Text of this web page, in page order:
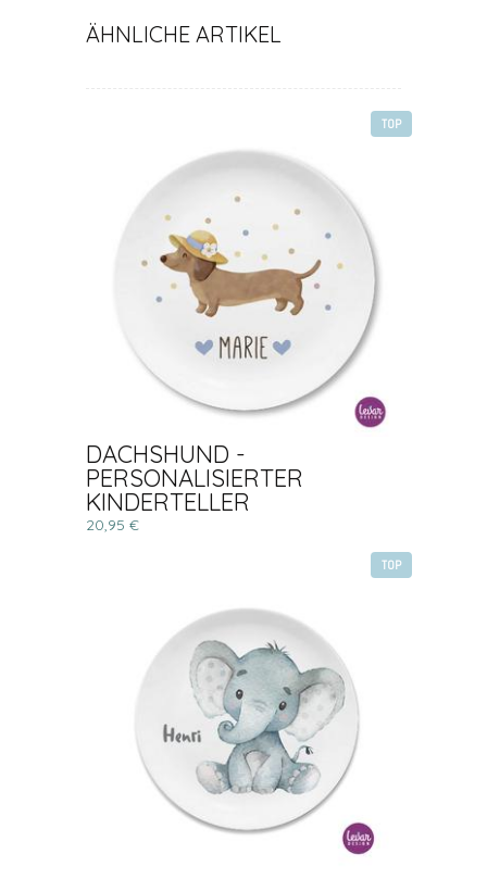
ÄHNLICHE ARTIKEL
TOP
DACHSHUND -
PERSONALISIERTER
KINDERTELLER
20,95 €
TOP